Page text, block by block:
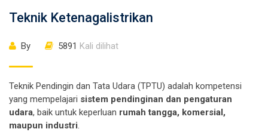
Teknik Ketenagalistrikan
By 5891 Kali dilihat
Teknik Pendingin dan Tata Udara (TPTU) adalah kompetensi
yang mempelajari sistem pendinginan dan pengaturan
udara, baik untuk keperluan rumah tangga, komersial,
maupun industri.